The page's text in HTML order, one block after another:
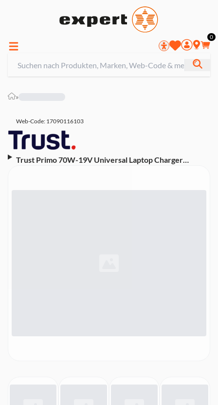
0
»
Web-Code: 17090116103
Trust Primo 70W-19V Universal Laptop Charger